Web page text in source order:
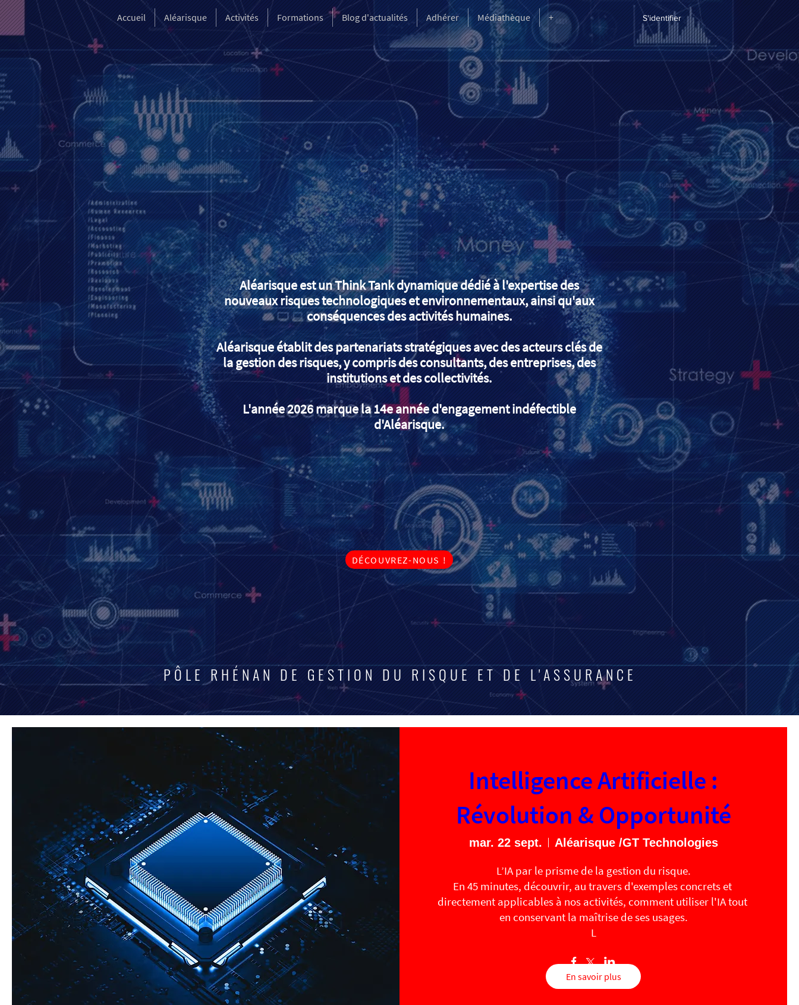
Accueil Aléarisque Activités Formations Blog d'actualités Adhérer Médiathèque + S'identifier
Aléarisque est un Think Tank dynamique dédié à l'expertise des
nouveaux risques technologiques et environnementaux, ainsi qu'aux
conséquences des activités humaines.
Aléarisque établit des partenariats stratégiques avec des acteurs clés de
la gestion des risques, y compris des consultants, des entreprises, des
institutions et des collectivités.
L'année 2026 marque la 14e année d'engagement indéfectible
d'Aléarisque.
DÉCOUVREZ-NOUS !
PÔLE RHÉNAN DE GESTION DU RISQUE ET DE L'ASSURANCE
Intelligence Artificielle :
Révolution & Opportunité
mar. 22 sept. Aléarisque /GT Technologies
L’IA par le prisme de la gestion du risque.
En 45 minutes, découvrir, au travers d'exemples concrets et
directement applicables à nos activités, comment utiliser l'IA tout
en conservant la maîtrise de ses usages.
L
En savoir plus